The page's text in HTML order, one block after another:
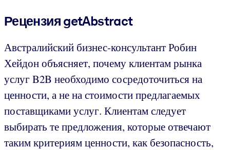
Рецензия getAbstract
Австралийский бизнес-консультант Робин
Хейдон объясняет, почему клиентам рынка
услуг B2B необходимо сосредоточиться на
ценности, а не на стоимости предлагаемых
поставщиками услуг. Клиентам следует
выбирать те предложения, которые отвечают
таким критериям ценности, как безопасность,